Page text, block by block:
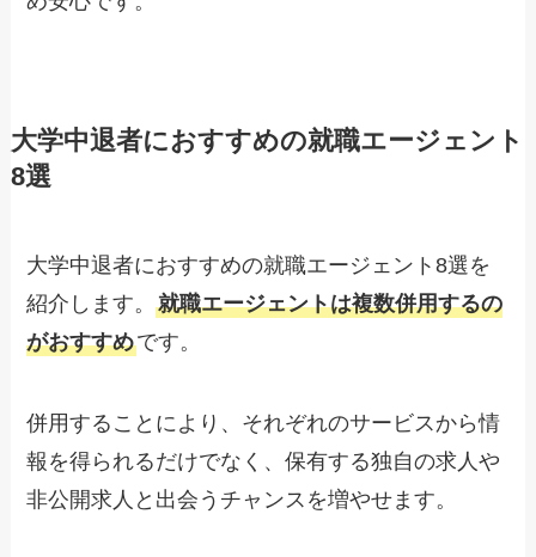
大学中退者におすすめの就職エージェント
8選
大学中退者におすすめの就職エージェント8選を
紹介します。就職エージェントは複数併用するの
がおすすめです。
併用することにより、それぞれのサービスから情
報を得られるだけでなく、保有する独自の求人や
非公開求人と出会うチャンスを増やせます。